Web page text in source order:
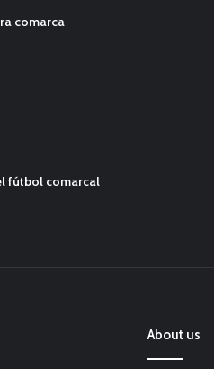
comarca
fútbol comarcal
About us